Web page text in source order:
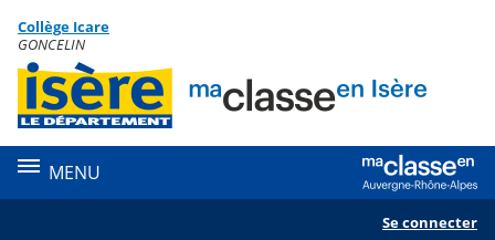
Menu de la rubrique
Contenu
Collège Icare
GONCELIN
MENU
Se connecter